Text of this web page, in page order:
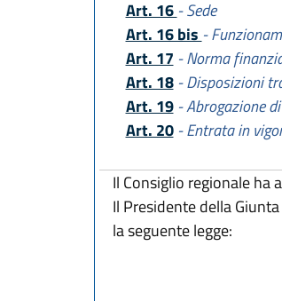
Art. 16 - Sede
Art. 16 bis -
Art. 17 - Norma
Art. 18- Disposizioni
Art. 19- Abrogazione
Art. 20- Entrata in
Il Consiglio regionale ha
Il Presidente della
la seguente legge: